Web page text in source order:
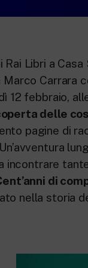
Libri a
Carrara
12 febbraio,
delle
pagine di
incontrare
di
nella storia